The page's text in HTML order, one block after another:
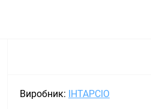
Виробник: ІНТАРСІО